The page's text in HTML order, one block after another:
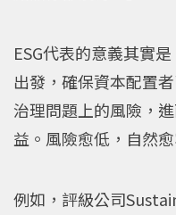
ESG代表的意義其實
出發，確保資本配置
治理問題上的風險，
益。風險愈低，自然
例如，評級公司